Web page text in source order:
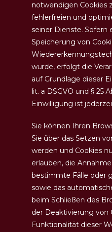
notwendigen Cookies
fehlerfreien und
seiner Dienste. Sofern
Speicherung von
wurde, erfolgt die
auf Grundlage dieser
lit. a DSGVO und § 25
Einwilligung ist
Sie können Ihren
Sie über das Setzen
werden und Cookies
erlauben, die
bestimmte Fälle oder
sowie das
beim Schließen des
der Deaktivierung von
Funktionalität dieser